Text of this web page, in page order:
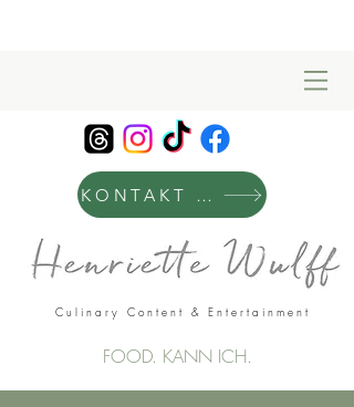
KONTAKT & MANAGEMENT
Culinary Content & Entertainment
FOOD. KANN ICH.